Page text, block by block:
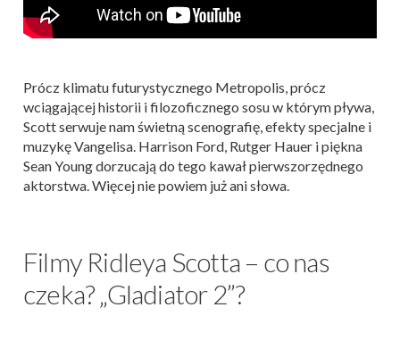
Prócz klimatu futurystycznego Metropolis, prócz
wciągającej historii i filozoficznego sosu w którym pływa,
Scott serwuje nam świetną scenografię, efekty specjalne i
muzykę Vangelisa. Harrison Ford, Rutger Hauer i piękna
Sean Young dorzucają do tego kawał pierwszorzędnego
aktorstwa. Więcej nie powiem już ani słowa.
Filmy Ridleya Scotta – co nas
czeka? „Gladiator 2”?